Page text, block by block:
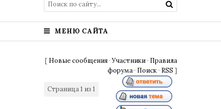
МЕНЮ САЙТА
[ Новые сообщения ·Участники · Правила
форума · Поиск · RSS ]
Страница1 из 1